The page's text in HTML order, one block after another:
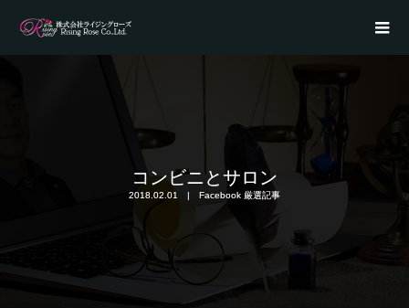
コンビニとサロン
2018.02.01 Facebook 厳選記事